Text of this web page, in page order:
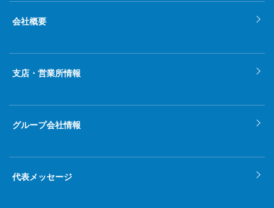
会社概要
支店・営業所情報
グループ会社情報
代表メッセージ